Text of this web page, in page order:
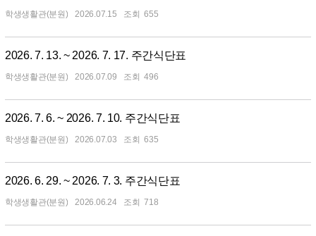
학생생활관(분원) 2026.07.15 655
2026. 7. 13. ~ 2026. 7. 17. 주간식단표
학생생활관(분원) 2026.07.09 496
2026. 7. 6. ~ 2026. 7. 10. 주간식단표
학생생활관(분원) 2026.07.03 635
2026. 6. 29. ~ 2026. 7. 3. 주간식단표
학생생활관(분원) 2026.06.24 718